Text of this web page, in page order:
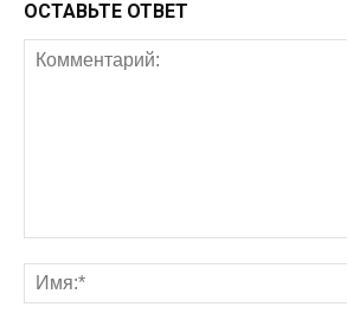
ОСТАВЬТЕ ОТВЕТ